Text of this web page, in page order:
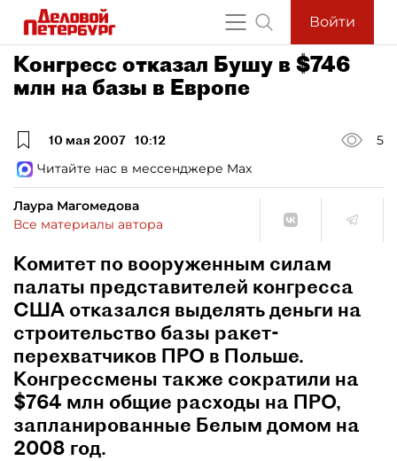
Войти
Конгресс отказал Бушу в $746
млн на базы в Европе
10 мая 2007 10:12
5
Читайте нас в мессенджере Max
Лаура Магомедова
Все материалы автора
Комитет по вооруженным силам
палаты представителей конгресса
США отказался выделять деньги на
строительство базы ракет-
перехватчиков ПРО в Польше.
Конгрессмены также сократили на
$764 млн общие расходы на ПРО,
запланированные Белым домом на
2008 год.